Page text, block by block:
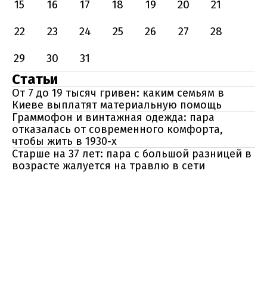
15
16 17 18 19 20
21
22
23 24 25 26 27
28
29
30 31
Статьи
От 7 до 19 тысяч гривен: каким семьям в
Киеве выплатят материальную помощь
Граммофон и винтажная одежда: пара
отказалась от современного комфорта,
чтобы жить в 1930-х
Старше на 37 лет: пара с большой разницей в
возрасте жалуется на травлю в сети